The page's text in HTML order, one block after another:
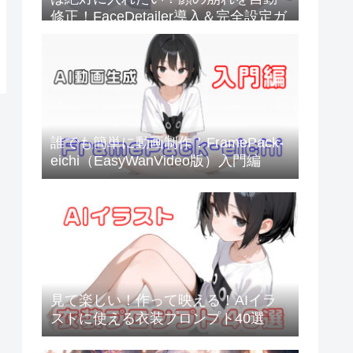
修正！FaceDetailer導入＆完全設定ガ
誰でも簡単に動画制作！FramePack-
eichi（EasyWanVideo版）入門編
見て楽しい！作って映える！AIイラ
ストに使える衣装プロンプト40選